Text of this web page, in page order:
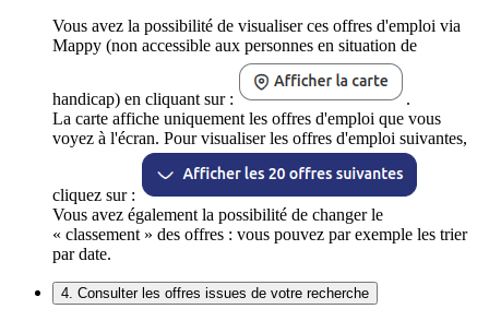
Vous avez la possibilité de visualiser ces offres d'emploi via
Mappy (non accessible aux personnes en situation de
handicap) en cliquant sur :
.
La carte affiche uniquement les offres d'emploi que vous
voyez à l'écran. Pour visualiser les offres d'emploi suivantes,
cliquez sur :
Vous avez également la possibilité de changer le
« classement » des offres : vous pouvez par exemple les trier
par date.
4. Consulter les offres issues de votre recherche